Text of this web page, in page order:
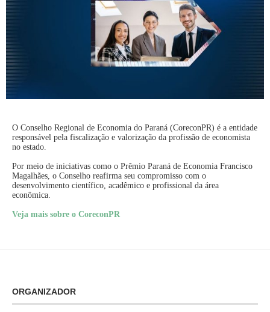
O Conselho Regional de Economia do Paraná (CoreconPR) é a entidade
responsável pela fiscalização e valorização da profissão de economista
no estado.
Por meio de iniciativas como o Prêmio Paraná de Economia Francisco
Magalhães, o Conselho reafirma seu compromisso com o
desenvolvimento científico, acadêmico e profissional da área
econômica.
Veja mais sobre o CoreconPR
ORGANIZADOR